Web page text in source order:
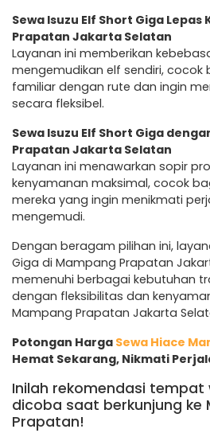
Sewa Isuzu Elf Short Giga Lepas
Prapatan Jakarta Selatan
Layanan ini memberikan
mengemudikan elf sendiri, cocok
familiar dengan rute dan ingin
secara fleksibel.
Sewa Isuzu Elf Short Giga
Prapatan Jakarta Selatan
Layanan ini menawarkan sopir
kenyamanan maksimal, cocok
mereka yang ingin menikmati
mengemudi.
Dengan beragam pilihan ini,
Giga di Mampang Prapatan
memenuhi berbagai kebutuhan
dengan fleksibilitas dan
Mampang Prapatan Jakarta
Potongan Harga Sewa Hiace
Hemat Sekarang, Nikmati
Inilah rekomendasi
dicoba saat berkunjung ke
Prapatan!